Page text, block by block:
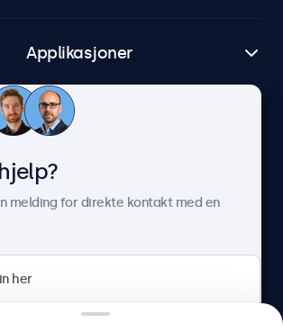
Applikasjoner
Kundeservice
melding for direkte kontakt med en